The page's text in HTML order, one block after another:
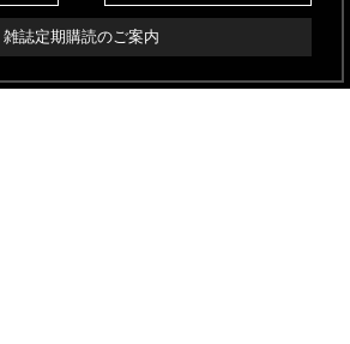
雑誌定期購読のご案内